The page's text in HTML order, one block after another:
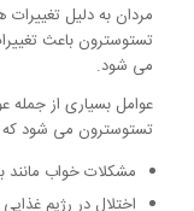
مردان به دلیل
تستوسترون باعث
می شود.
عوامل بسیاری از
تستوسترون می شود که
مشکلات خواب مانند
اختلال در رژیم